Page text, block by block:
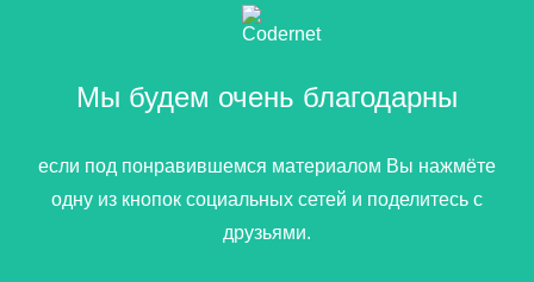
Мы будем очень благодарны
если под понравившемся материалом Вы нажмёте
одну из кнопок социальных сетей и поделитесь с
друзьями.